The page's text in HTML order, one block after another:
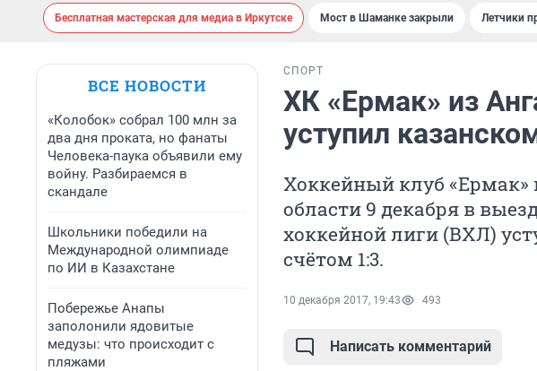
Бесплатная мастерская для медиа в Иркутске Мост в Шаманке закрыли Летчики
ВСЕ НОВОСТИ
«Колобок» собрал 100 млн за
два дня проката, но фанаты
Человека-паука объявили ему
войну. Разбираемся в
скандале
Школьники победили на
Международной олимпиаде
по ИИ в Казахстане
Побережье Анапы
заполонили ядовитые
медузы: что происходит с
пляжами
СПОРТ
ХК «Ермак» из
уступил
Хоккейный клуб «Ермак»
области 9 декабря в
хоккейной лиги (ВХЛ)
счётом 1:3.
10 декабря 2017, 19:43 493
Написать комментарий